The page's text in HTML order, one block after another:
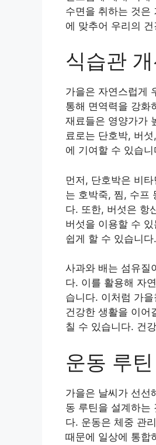
수면을 취하는 것은
에 맞추어 우리의
식습관
가을은 자연스럽게
통해 면역력을 강화
재료들은 영양가가
료로는 단호박, 버
에 기여할 수 있습니
먼저, 단호박은 비
는 호박죽, 찜, 수프
다. 또한, 버섯은 항
버섯을 이용할 수
쉽게 할 수 있습니다.
사과와 배는 섬유질
다. 이를 활용해 자
습니다. 이처럼 가
건강한 생활을 이어
칠 수 있습니다. 건
운동 루
가을은 날씨가 선선
동 루틴을 설계하는
다. 운동은 체중 관
때문에 일상에 통합